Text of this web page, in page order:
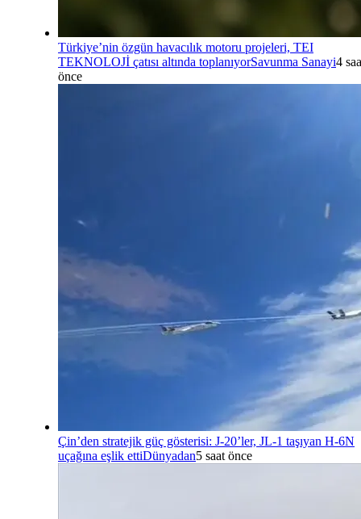
Türkiye’nin özgün havacılık motoru projeleri, TEI
TEKNOLOJİ çatısı altında toplanıyorSavunma Sanayi4
önce
Çin’den stratejik güç gösterisi: J-20’ler, JL-1 taşıyan H-6N
uçağına eşlik ettiDünyadan5 saat önce